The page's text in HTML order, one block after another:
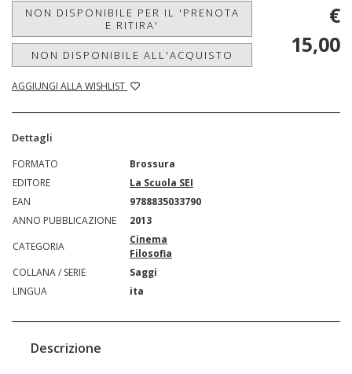
NON DISPONIBILE PER IL 'PRENOTA
E RITIRA'
NON DISPONIBILE ALL'ACQUISTO
AGGIUNGI ALLA WISHLIST
€
15,00
Dettagli
FORMATO
Brossura
EDITORE
La Scuola SEI
EAN
9788835033790
ANNO PUBBLICAZIONE
2013
CATEGORIA
Cinema
Filosofia
COLLANA / SERIE
Saggi
LINGUA
ita
Descrizione